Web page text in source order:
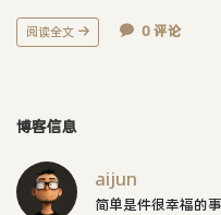
阅读全文 0 评论
博客信息
aijun
简单是件很幸福的事